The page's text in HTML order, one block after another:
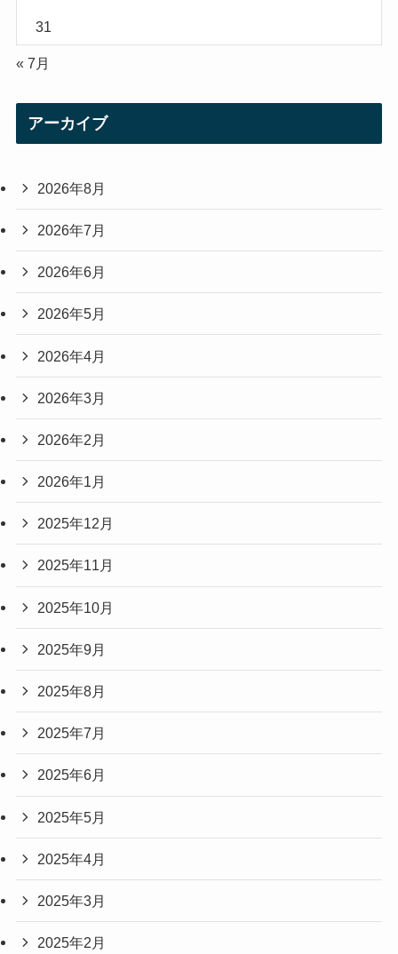
31
« 7月
アーカイブ
2026年8月
2026年7月
2026年6月
2026年5月
2026年4月
2026年3月
2026年2月
2026年1月
2025年12月
2025年11月
2025年10月
2025年9月
2025年8月
2025年7月
2025年6月
2025年5月
2025年4月
2025年3月
2025年2月